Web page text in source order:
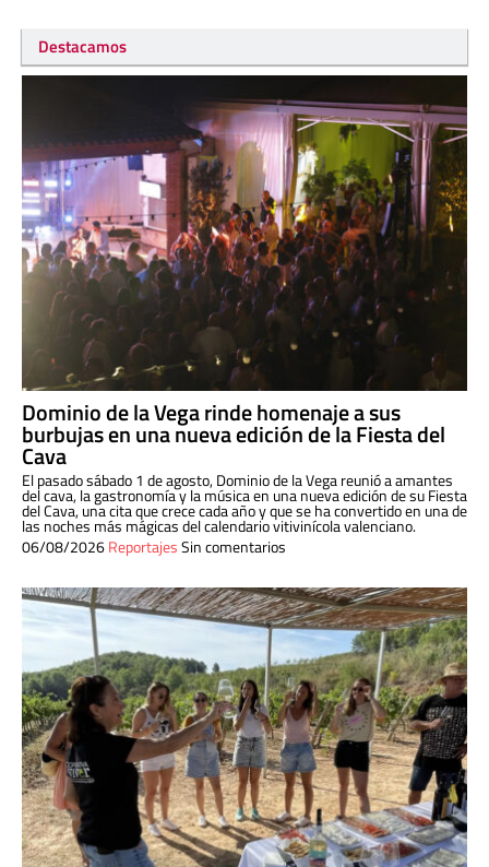
Destacamos
Dominio de la Vega rinde homenaje a sus
burbujas en una nueva edición de la Fiesta del
Cava
El pasado sábado 1 de agosto, Dominio de la Vega reunió a amantes
del cava, la gastronomía y la música en una nueva edición de su Fiesta
del Cava, una cita que crece cada año y que se ha convertido en una de
las noches más mágicas del calendario vitivinícola valenciano.
06/08/2026ReportajesSin comentarios